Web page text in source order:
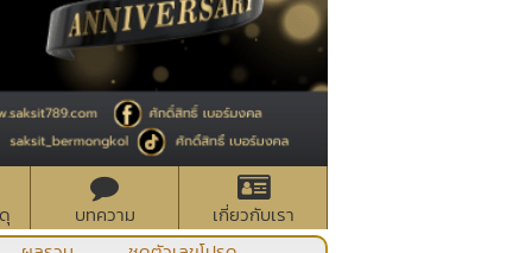
บทความ
เกี่ยวกับเรา